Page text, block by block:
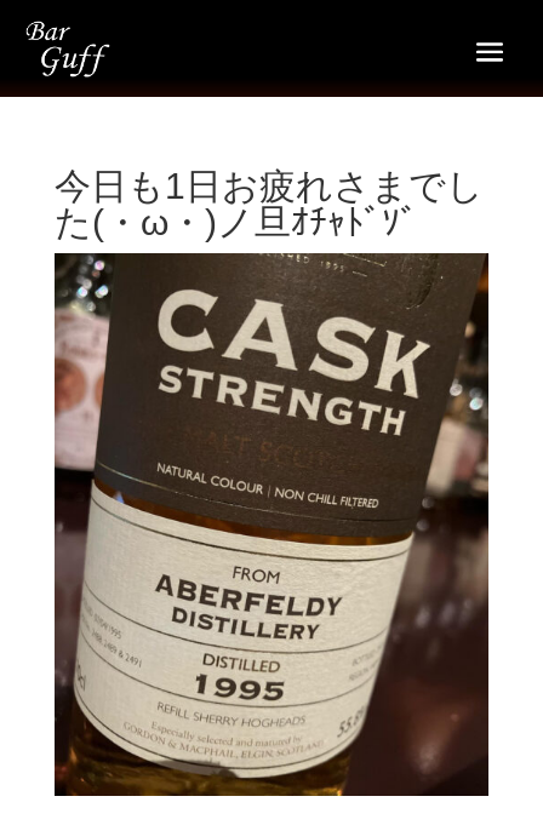
今日も1日お疲れさまでし
た(・ω・)ノ旦ｵﾁｬﾄﾞｿﾞ